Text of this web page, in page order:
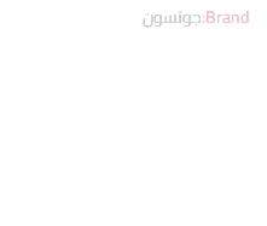
Brand:جونسون